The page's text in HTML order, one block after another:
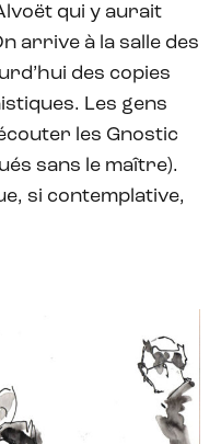
qui y aurait
arrive à la salle des
des copies
Les gens
les Gnostic
sans le maître).
si contemplative,